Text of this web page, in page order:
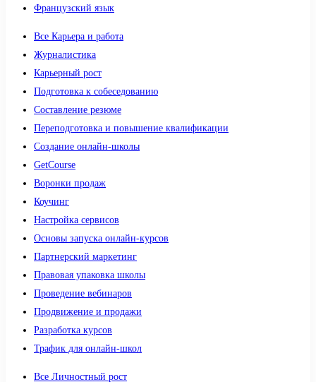
Французский язык
Все Карьера и работа
Журналистика
Карьерный рост
Подготовка к собеседованию
Составление резюме
Переподготовка и повышение квалификации
Создание онлайн-школы
GetCourse
Воронки продаж
Коучинг
Настройка сервисов
Основы запуска онлайн-курсов
Партнерский маркетинг
Правовая упаковка школы
Проведение вебинаров
Продвижение и продажи
Разработка курсов
Трафик для онлайн-школ
Все Личностный рост